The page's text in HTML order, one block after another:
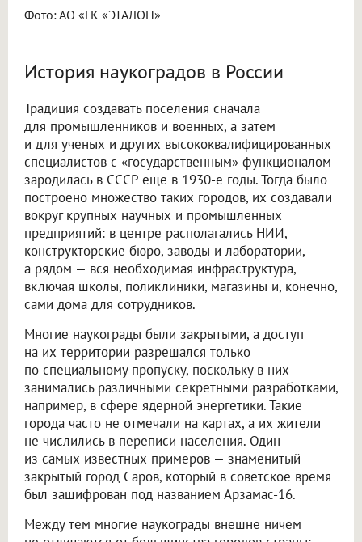
Фото: АО «ГК «ЭТАЛОН»
История наукоградов в России
Традиция создавать поселения сначала
для промышленников и военных, а затем
и для ученых и других высококвалифицированных
специалистов с «государственным» функционалом
зародилась в СССР еще в 1930-е годы. Тогда было
построено множество таких городов, их создавали
вокруг крупных научных и промышленных
предприятий: в центре располагались НИИ,
конструкторские бюро, заводы и лаборатории,
а рядом — вся необходимая инфраструктура,
включая школы, поликлиники, магазины и, конечно,
сами дома для сотрудников.
Многие наукограды были закрытыми, а доступ
на их территории разрешался только
по специальному пропуску, поскольку в них
занимались различными секретными разработками,
например, в сфере ядерной энергетики. Такие
города часто не отмечали на картах, а их жители
не числились в переписи населения. Один
из самых известных примеров — знаменитый
закрытый город Саров, который в советское время
был зашифрован под названием Арзамас-16.
Между тем многие наукограды внешне ничем